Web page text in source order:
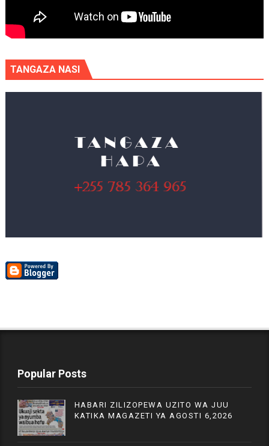
TANGAZA NASI
Popular Posts
HABARI ZILIZOPEWA UZITO WA JUU
KATIKA MAGAZETI YA AGOSTI 6,2026